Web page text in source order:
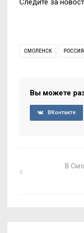
Следите за
СМОЛЕНСК РОССИЯ
Вы можете
ВКонтакте
В